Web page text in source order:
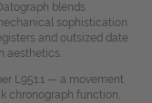
blends
sophistication.
and outsized date
aesthetics.
L951.1 — a movement
chronograph function,